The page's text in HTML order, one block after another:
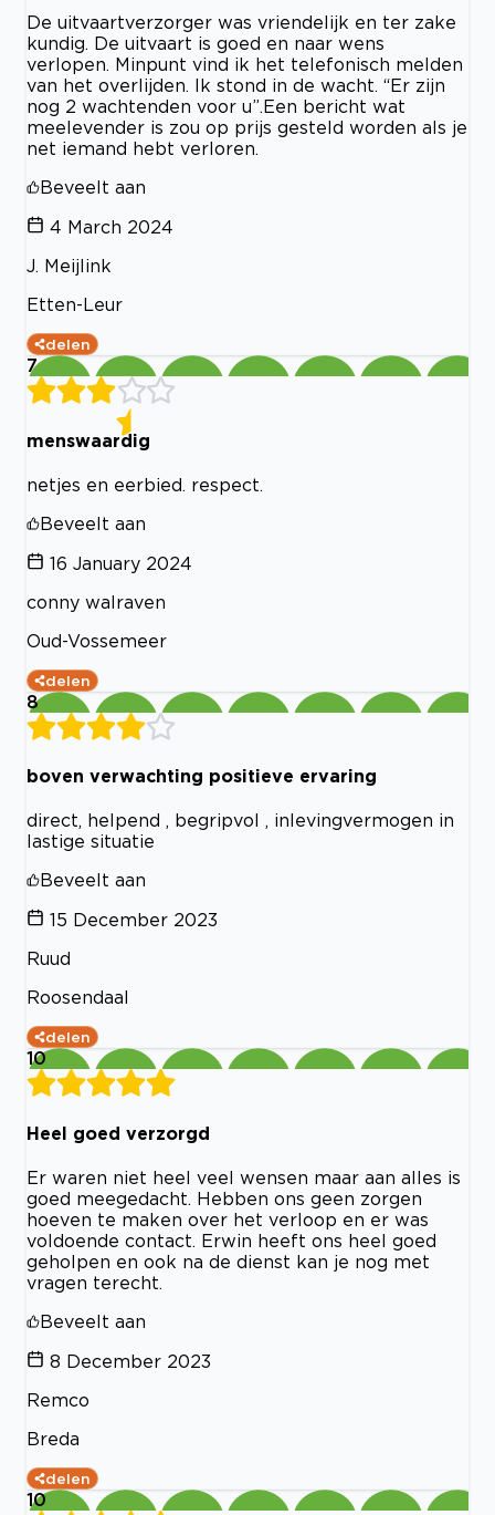
De uitvaartverzorger was vriendelijk en ter zake
kundig. De uitvaart is goed en naar wens
verlopen. Minpunt vind ik het telefonisch melden
van het overlijden. Ik stond in de wacht. “Er zijn
nog 2 wachtenden voor u”.Een bericht wat
meelevender is zou op prijs gesteld worden als je
net iemand hebt verloren.
Beveelt aan
4 March 2024
J. Meijlink
Etten-Leur
delen
7
menswaardig
netjes en eerbied. respect.
Beveelt aan
16 January 2024
conny walraven
Oud-Vossemeer
delen
8
boven verwachting positieve ervaring
direct, helpend , begripvol , inlevingvermogen in
lastige situatie
Beveelt aan
15 December 2023
Ruud
Roosendaal
delen
10
Heel goed verzorgd
Er waren niet heel veel wensen maar aan alles is
goed meegedacht. Hebben ons geen zorgen
hoeven te maken over het verloop en er was
voldoende contact. Erwin heeft ons heel goed
geholpen en ook na de dienst kan je nog met
vragen terecht.
Beveelt aan
8 December 2023
Remco
Breda
delen
10